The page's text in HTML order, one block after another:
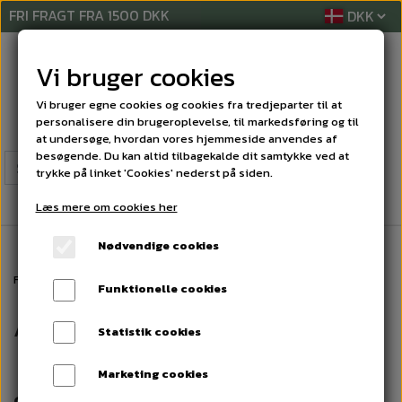
FRI FRAGT FRA 1500 DKK
Forside Abonnements-betingelser
Abonnements-betingelser
Vi bruger cookies
Vi bruger egne cookies og cookies fra tredjeparter til at
personalisere din brugeroplevelse, til markedsføring og til
at undersøge, hvordan vores hjemmeside anvendes af
besøgende. Du kan altid tilbagekalde dit samtykke ved at
trykke på linket 'Cookies' nederst på siden.
Læs mere om cookies her
Nødvendige cookies
Funktionelle cookies
Statistik cookies
Marketing cookies